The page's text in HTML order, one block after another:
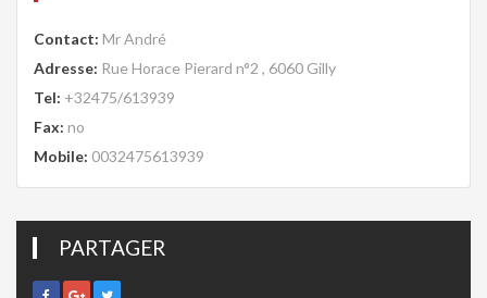
Contact: Mr André
Adresse: Rue Horace Pierard n°2 , 6060 Gilly
Tel: +32475/613939
Fax: no
Mobile: 0032475613939
PARTAGER